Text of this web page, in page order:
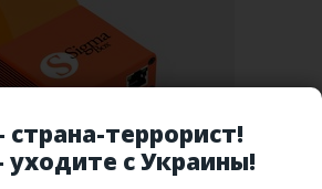
страна-террорист!
уходите с Украины!